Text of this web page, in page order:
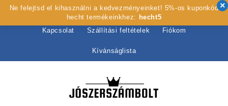
Kezdőlap Rólunk Webshop Szolgáltatások
Kapcsolat Szállítási feltételek Fiókom
Kívánságlista
Ne felejtsd el kihasználni a kedvezményeinket! 5%-os kuponkód
hecht termékeinkhez: hecht5